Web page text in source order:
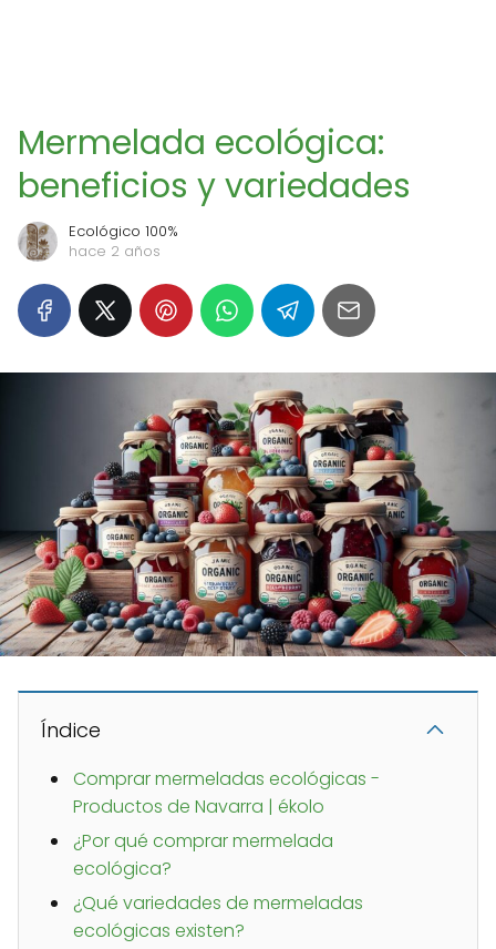
Mermelada ecológica:
beneficios y variedades
Ecológico 100%
hace 2 años
Índice
Comprar mermeladas ecológicas -
Productos de Navarra | ékolo
¿Por qué comprar mermelada
ecológica?
¿Qué variedades de mermeladas
ecológicas existen?